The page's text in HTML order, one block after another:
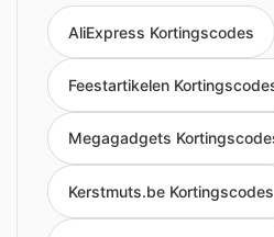
AliExpress Kortingscodes
Feestartikelen
Megagadgets
Kerstmuts.be Kortingscodes